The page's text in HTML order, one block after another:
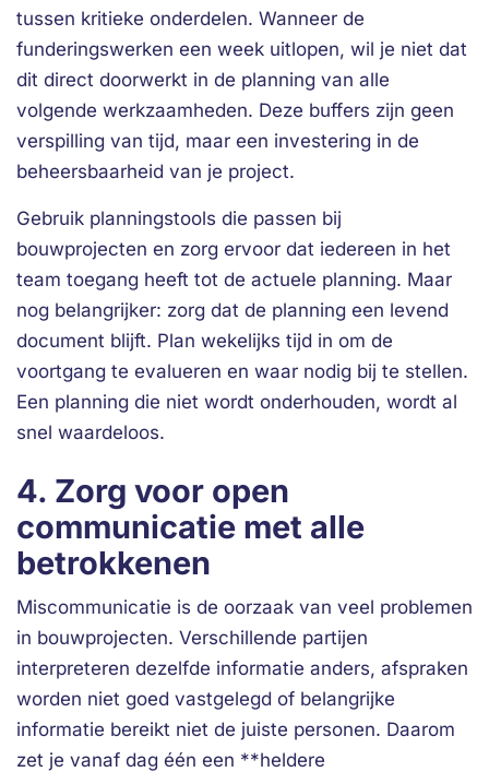
tussen kritieke onderdelen. Wanneer de
funderingswerken een week uitlopen, wil je niet dat
dit direct doorwerkt in de planning van alle
volgende werkzaamheden. Deze buffers zijn geen
verspilling van tijd, maar een investering in de
beheersbaarheid van je project.
Gebruik planningstools die passen bij
bouwprojecten en zorg ervoor dat iedereen in het
team toegang heeft tot de actuele planning. Maar
nog belangrijker: zorg dat de planning een levend
document blijft. Plan wekelijks tijd in om de
voortgang te evalueren en waar nodig bij te stellen.
Een planning die niet wordt onderhouden, wordt al
snel waardeloos.
4. Zorg voor open
communicatie met alle
betrokkenen
Miscommunicatie is de oorzaak van veel problemen
in bouwprojecten. Verschillende partijen
interpreteren dezelfde informatie anders, afspraken
worden niet goed vastgelegd of belangrijke
informatie bereikt niet de juiste personen. Daarom
zet je vanaf dag één een **heldere